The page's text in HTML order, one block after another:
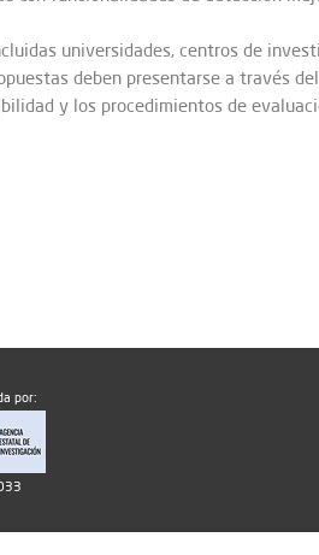
universidades, centros de
deben presentarse a través del
y los procedimientos de
por: